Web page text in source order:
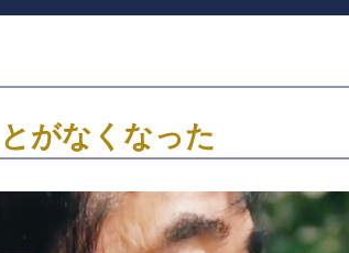
がなくなった